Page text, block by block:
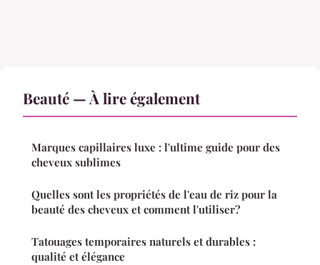
Beauté — À lire également
Marques capillaires luxe : l'ultime guide pour des
cheveux sublimes
Quelles sont les propriétés de l'eau de riz pour la
beauté des cheveux et comment l'utiliser?
Tatouages temporaires naturels et durables :
qualité et élégance